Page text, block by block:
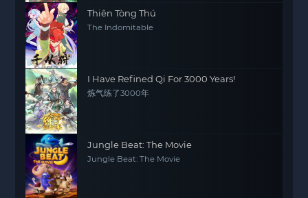
Thiên Tòng Thú
The Indomitable
I Have Refined Qi For 3000 Years!
炼气练了3000年
Jungle Beat: The Movie
Jungle Beat: The Movie